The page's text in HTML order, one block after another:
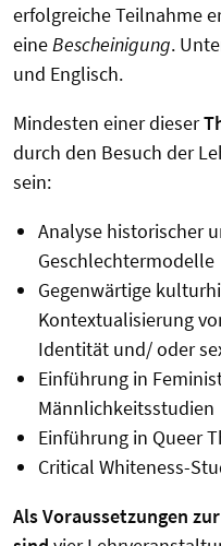
erfolgreiche Teilnahme
eineBescheinigung.
und Englisch.
Mindesten einer dieser
durch den Besuch der
sein:
Analyse historischer
Geschlechtermodelle
Gegenwärtige
Kontextualisierung
Identität und/ oder
Einführung in
Männlichkeitsstudien
Einführung in Queer
Critical Whiteness-
Als Voraussetzungen